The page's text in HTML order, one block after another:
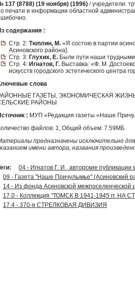
137 (8788) (19 ноября) (1996) / учредители:
печати и информации областной
содержания :
Стр. 2: Тюплин, М. «Я состою в партии
Асиновского района].
Стр. 3: Глухих, Е. Были пути наши
Стр. 4: Игнатов, Г. Выставка: «Ф. М.
искусств городского эстетического центра
слова
ГАЗЕТЫ, ЭКОНОМИЧЕСКАЯ
РАЙОНЫ
: МУП «Редакция газеты «Наше
файлов: 1; Общий объем: 7.59МБ
предназначены исключительно
имени автора, названия
04 - Игнатов Г. И., авторские публикации
09 - Газета "Наше Причулымье" (Асиновский
14 - Из фонда Асиновской межпоселенческой
17.0 - Коллекция "ТОМСК В 1941-1945 гг.
17.4 - 370-я СТРЕЛКОВАЯ ДИВИЗИЯ